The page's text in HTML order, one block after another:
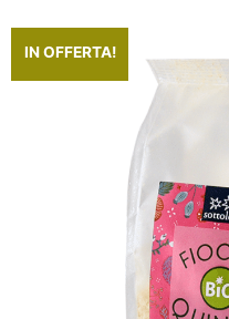
IN OFFERTA!